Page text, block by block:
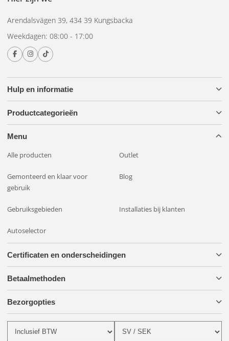
Hulp en informatie
Productcategorieën
Menu
Alle producten Outlet
Gemonteerd en klaar voor
gebruik
Blog
Gebruiksgebieden Installaties bij klanten
Autoselector
Arendalsvägen 39, 434 39 Kungsbacka
Weekdagen: 08:00 - 17:00
Certificaten en onderscheidingen
Betaalmethoden
Bezorgopties